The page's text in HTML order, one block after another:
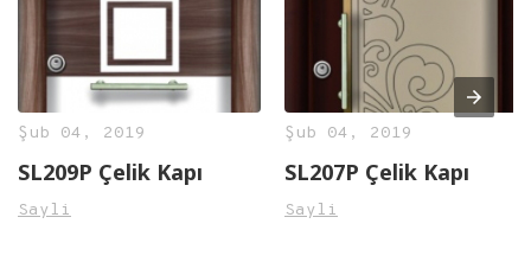
Şub 04, 2019
SL209P Çelik Kapı
Sayli
Şub 04, 2019
SL207P Çelik Kapı
Sayli